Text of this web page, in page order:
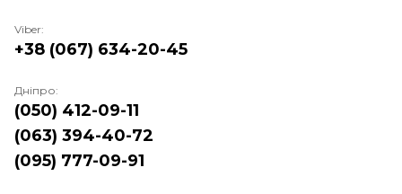
Viber:
+38 (067) 634-20-45
Дніпро:
(050) 412-09-11
(063) 394-40-72
(095) 777-09-91